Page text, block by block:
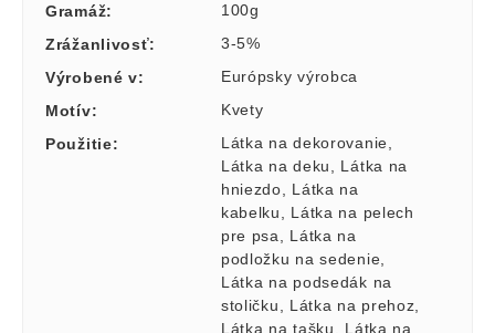
Gramáž:
100g
Zrážanlivosť:
3-5%
Výrobené v:
Európsky výrobca
Motív:
Kvety
Použitie: Látka na dekorovanie
Látka na deku
Látka na
hniezdo
Látka na
kabelku
Látka na pelech
pre psa
Látka na
podložku na sedenie
Látka na podsedák na
stoličku
Látka na prehoz
Látka na tašku
Látka na